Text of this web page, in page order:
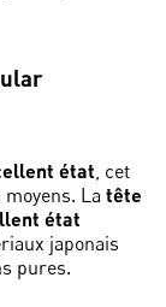
état , cet
La tête
état
japonais
pures.